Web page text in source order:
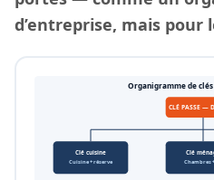
d’entreprise, mais pour
Organigramme de
CLÉ PASSE —
Clé cuisine
Cuisine + réserve
Clé
Chambres